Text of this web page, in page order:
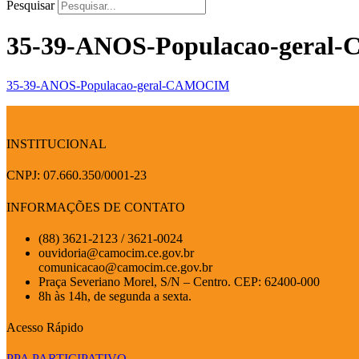
Pesquisar
35-39-ANOS-Populacao-
35-39-ANOS-Populacao-geral-CAMOCIM
INSTITUCIONAL
CNPJ: 07.660.350/0001-23
INFORMAÇÕES DE CONTATO
(88) 3621-2123 / 3621-0024
ouvidoria@camocim.ce.gov.br
comunicacao@camocim.ce.gov.br
Praça Severiano Morel, S/N – Centro. CEP: 62400-000
8h às 14h, de segunda a sexta.
Acesso Rápido